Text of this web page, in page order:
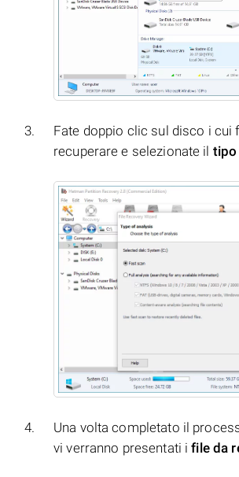
Fate doppio clic sul disco i cui
recuperare e selezionate il tipo
Una volta completato il
vi verranno presentati ifile da